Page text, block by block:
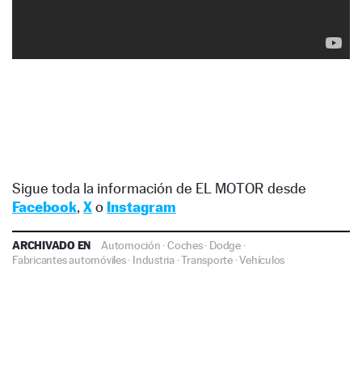
Sigue toda la información de EL MOTOR desde
Facebook, Xo Instagram
ARCHIVADO EN Automoción ·Coches· Dodge·
Fabricantes automóviles· Industria·Transporte·Vehículos